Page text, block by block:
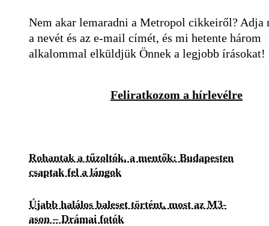
Nem akar lemaradni a Metropol cikkeiről? Adja
a nevét és az e-mail címét, és mi hetente három
alkalommal elküldjük Önnek a legjobb írásokat!
Feliratkozom a hírlevélre
Rohantak a tűzoltók, a mentők: Budapesten
csaptak fel a lángok
Újabb halálos baleset történt, most az M3-
ason – Drámai fotók